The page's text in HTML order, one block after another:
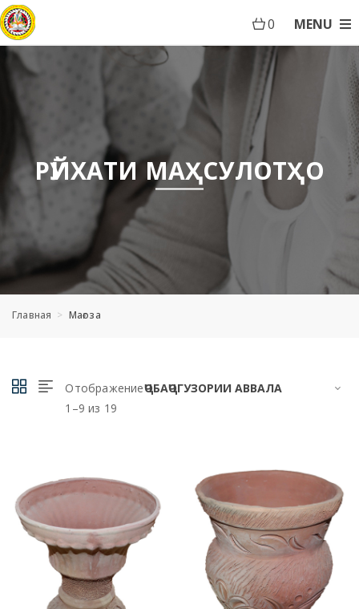
MENU
0
РӮЙХАТИ МАҲСУЛОТҲО
Главная Мағоза
Отображение
1–9 из 19
Харидан Харидан